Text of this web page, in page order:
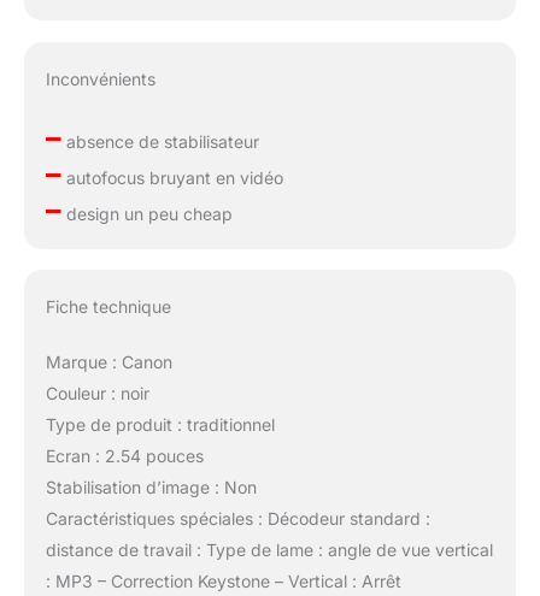
Inconvénients
–absence de stabilisateur
–autofocus bruyant en vidéo
–design un peu cheap
Fiche technique
Marque : Canon
Couleur : noir
Type de produit : traditionnel
Ecran : 2.54 pouces
Stabilisation d’image : Non
Caractéristiques spéciales : Décodeur standard :
distance de travail : Type de lame : angle de vue vertical
: MP3 – Correction Keystone – Vertical : Arrêt